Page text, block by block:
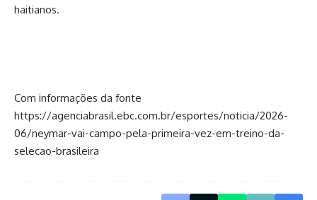
haitianos.
Com informações da fonte
https://agenciabrasil.ebc.com.br/esportes/noticia/2026-
06/neymar-vai-campo-pela-primeira-vez-em-treino-da-
selecao-brasileira